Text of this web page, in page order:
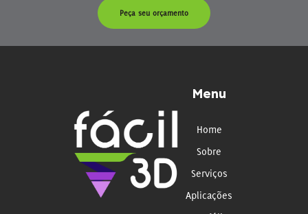
Peça seu orçamento
Menu
Home
Sobre
Serviços
Aplicações